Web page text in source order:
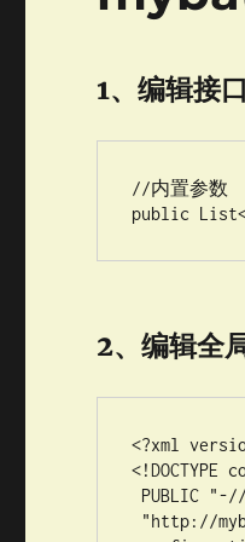
1、编辑接
//内置参数
2、编辑全
<?xml
<!DOCTYPE